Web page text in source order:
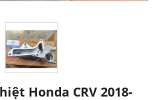
Honda CRV 2018-